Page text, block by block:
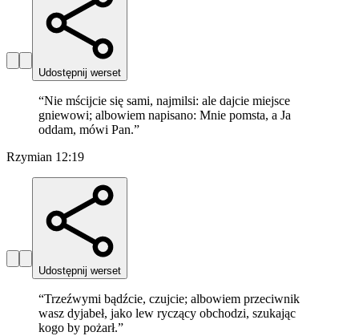
Udostępnij werset
“Nie mścijcie się sami, najmilsi: ale dajcie miejsce
gniewowi; albowiem napisano: Mnie pomsta, a Ja
oddam, mówi Pan.”
Rzymian 12:19
Udostępnij werset
“Trzeźwymi bądźcie, czujcie; albowiem przeciwnik
wasz dyjabeł, jako lew ryczący obchodzi, szukając
kogo by pożarł.”